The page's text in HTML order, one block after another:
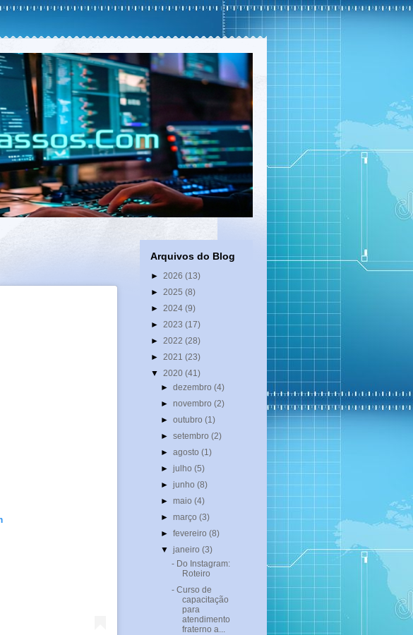
Arquivos do Blog
► 2026 (13)
► 2025 (8)
► 2024 (9)
► 2023 (17)
► 2022 (28)
► 2021 (23)
▼ 2020 (41)
►dezembro(4)
►novembro(2)
►outubro(1)
►setembro(2)
►agosto(1)
►julho(5)
►junho(8)
►maio(4)
►março(3)
►fevereiro(8)
▼janeiro(3)
- Do Instagram:
Roteiro
- Curso de
capacitação
para
atendimento
fraterno a...